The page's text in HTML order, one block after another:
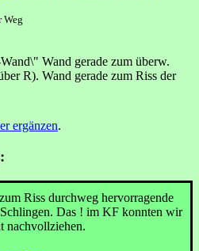
Weg
Wand gerade zum überw.
R). Wand gerade zum Riss der
ergänzen.
Riss durchweg hervorragende
Das ! im KF konnten wir
nachvollziehen.